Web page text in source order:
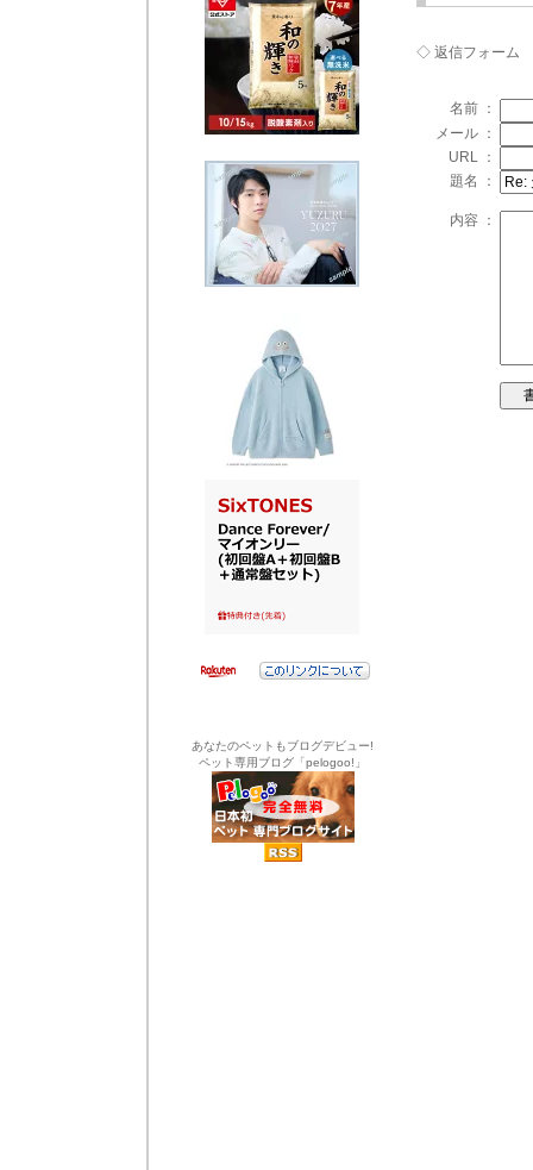
あなたのペットもブログデビュー!
ペット専用ブログ「pelogoo!」
◇ 返信フォーム
名前 ：
メール ：
URL ：
題名 ：
内容 ：